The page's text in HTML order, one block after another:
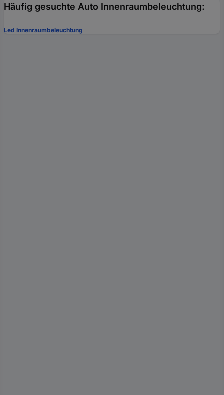
Häufig gesuchte Auto Innenraumbeleuchtung:
Led Innenraumbeleuchtung